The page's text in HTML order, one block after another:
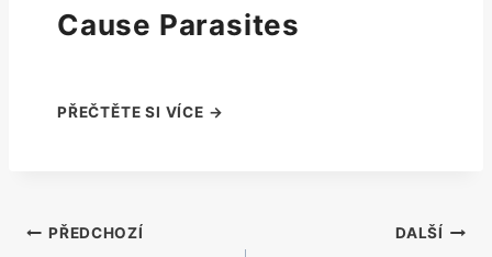
Cause Parasites
Navigace
PŘEDCHOZÍ DALŠÍ